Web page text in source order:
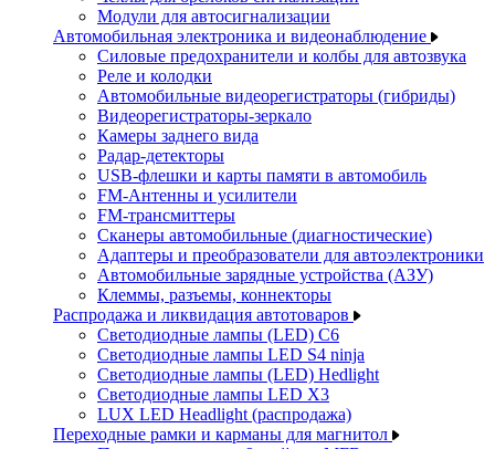
Модули для автосигнализации
Автомобильная электроника и видеонаблюдение
Силовые предохранители и колбы для автозвука
Реле и колодки
Автомобильные видеорегистраторы (гибриды)
Видеорегистраторы-зеркало
Камеры заднего вида
Радар-детекторы
USB-флешки и карты памяти в автомобиль
FM-Антенны и усилители
FM-трансмиттеры
Сканеры автомобильные (диагностические)
Адаптеры и преобразователи для автоэлектроники
Автомобильные зарядные устройства (АЗУ)
Клеммы, разъемы, коннекторы
Распродажа и ликвидация автотоваров
Светодиодные лампы (LED) C6
Светодиодные лампы LED S4 ninja
Светодиодные лампы (LED) Hedlight
Светодиодные лампы LED X3
LUX LED Headlight (распродажа)
Переходные рамки и карманы для магнитол